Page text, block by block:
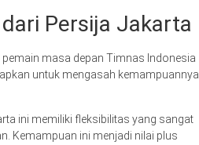
Persija Jakarta
masa depan Timnas Indonesia
untuk mengasah kemampuannya
ini memiliki fleksibilitas yang sangat
Kemampuan ini menjadi nilai plus